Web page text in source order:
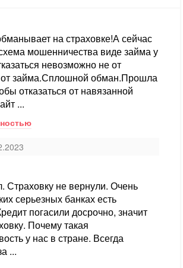
на страховке!А сейчас
мошенничества виде займа у
невозможно не от
от займа.Сплошной обман.Прошла
отказаться от навязанной
...
Страховку не вернули. Очень
серьезных банках есть
погасили досрочно, значит
Почему такая
у нас в стране. Всегда
...